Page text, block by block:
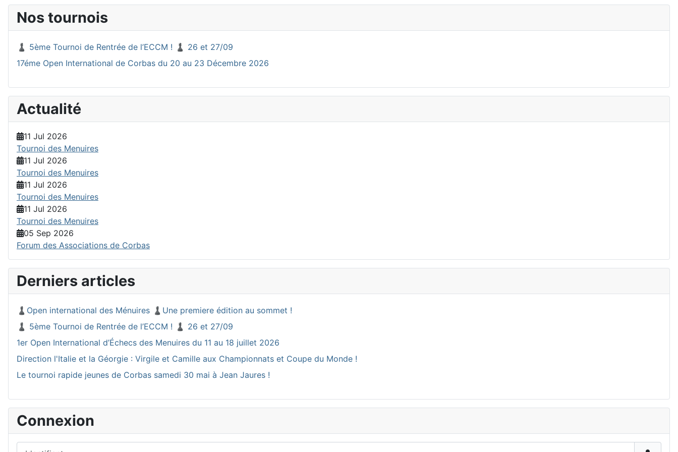
Nos tournois
♟️ 5ème Tournoi de Rentrée de l’ECCM ! ♟️ 26 et 27/09
17éme Open International de Corbas du 20 au 23 Décembre 2026
Actualité
11 Jul 2026
Tournoi des Menuires
11 Jul 2026
Tournoi des Menuires
11 Jul 2026
Tournoi des Menuires
11 Jul 2026
Tournoi des Menuires
05 Sep 2026
Forum des Associations de Corbas
Derniers articles
♟️Open international des Ménuires ♟️Une premiere édition au sommet !
♟️ 5ème Tournoi de Rentrée de l’ECCM ! ♟️ 26 et 27/09
1er Open International d’Échecs des Menuires du 11 au 18 juillet 2026
Direction l'Italie et la Géorgie : Virgile et Camille aux Championnats et Coupe du Monde !
Le tournoi rapide jeunes de Corbas samedi 30 mai à Jean Jaures !
Connexion